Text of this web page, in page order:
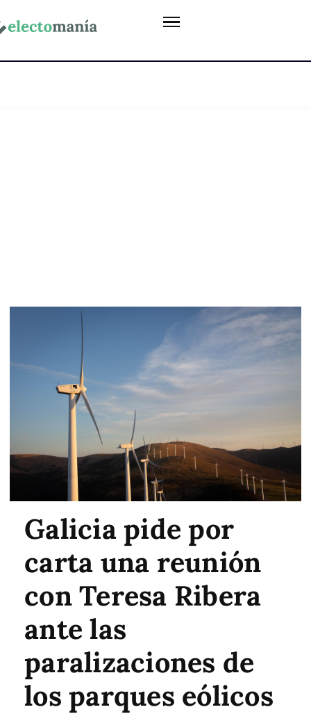
Galicia pide por
carta una reunión
con Teresa Ribera
ante las
paralizaciones de
los parques eólicos